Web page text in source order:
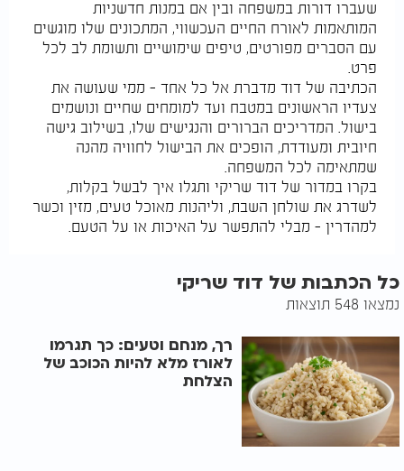
שעברו דורות במשפחה ובין אם במנות חדשניות
המותאמות לאורח החיים העכשווי, המתכונים שלו מוגשים
עם הסברים מפורטים, טיפים שימושיים ותשומת לב לכל
פרט.
הכתיבה של דוד מדברת אל כל אחד – ממי שעושה את
צעדיו הראשונים במטבח ועד למומחים שחיים ונושמים
בישול. המדריכים הברורים והנגישים שלו, בשילוב גישה
חיובית ומעודדת, הופכים את הבישול לחוויה מהנה
שמתאימה לכל המשפחה.
בקרו במדור של דוד שריקי ותגלו איך לבשל בקלות,
לשדרג את שולחן השבת, וליהנות מאוכל טעים, מזין וכשר
למהדרין – מבלי להתפשר על האיכות או על הטעם.
כל הכתבות של דוד שריקי
נמצאו 548 תוצאות
רך, מנחם וטעים: כך תגרמו
לאורז מלא להיות הכוכב של
הצלחת